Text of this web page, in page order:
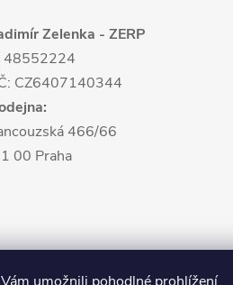
Zelenka - ZERP
48552224
CZ6407140344
466/66
00 Praha